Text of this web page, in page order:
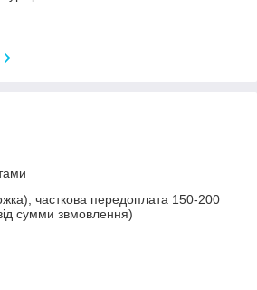
часткова передоплата 150-200
сумми звмовлення)